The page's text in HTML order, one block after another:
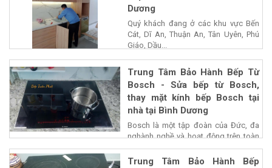
Dương
Quý khách đang ở các khu vực Bến
Cát, Dĩ An, Thuận An, Tân Uyên, Phú
Giáo, Dầu...
Trung Tâm Bảo Hành Bếp Từ
Bosch - Sửa bếp từ Bosch,
thay mặt kính bếp Bosch tại
nhà tại Bình Dương
Bosch là một tập đoàn của Đức, đa
nghành nghề và hoạt động trên toàn
cấu,...
Trung Tâm Bảo Hành Bếp